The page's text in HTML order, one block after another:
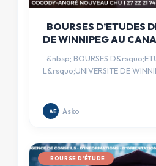
BOURSES D’ETUDES
DE WINNIPEG AU
&nbsp; BOURSES
L&rsquo;UNIVERSITE DE
AE Asko
BOURSE D'ÉTUDE